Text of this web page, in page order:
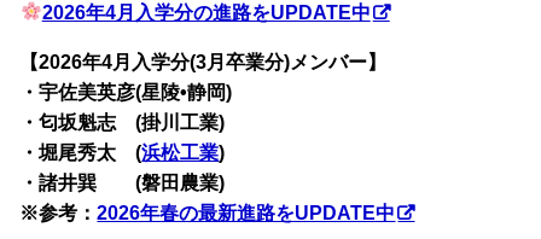
2026年4月入学分の進路をUPDATE中
【2026年4月入学分(3月卒業分)メンバー】
・宇佐美英彦(星陵•静岡)
・匂坂魁志 (掛川工業)
・堀尾秀太 (浜松工業)
・諸井巽 (磐田農業)
※参考：2026年春の最新進路をUPDATE中